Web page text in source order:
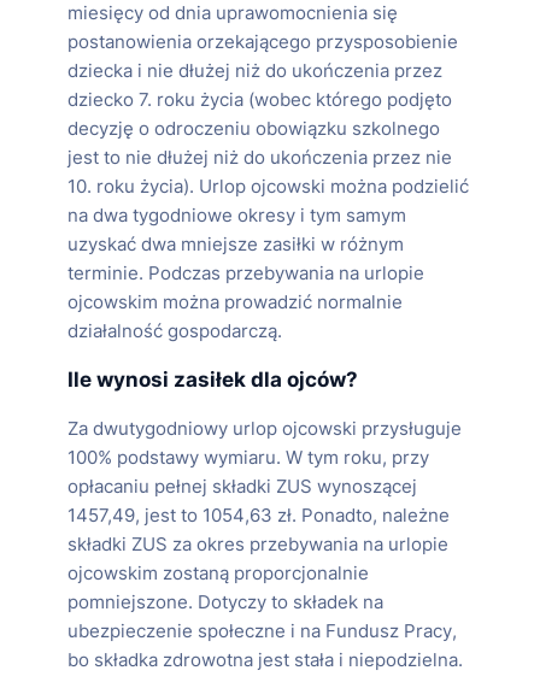
miesięcy od dnia uprawomocnienia się
postanowienia orzekającego przysposobienie
dziecka i nie dłużej niż do ukończenia przez
dziecko 7. roku życia (wobec którego podjęto
decyzję o odroczeniu obowiązku szkolnego
jest to nie dłużej niż do ukończenia przez nie
10. roku życia). Urlop ojcowski można podzielić
na dwa tygodniowe okresy i tym samym
uzyskać dwa mniejsze zasiłki w różnym
terminie. Podczas przebywania na urlopie
ojcowskim można prowadzić normalnie
działalność gospodarczą.
Ile wynosi zasiłek dla ojców?
Za dwutygodniowy urlop ojcowski przysługuje
100% podstawy wymiaru. W tym roku, przy
opłacaniu pełnej składki ZUS wynoszącej
1457,49, jest to 1054,63 zł. Ponadto, należne
składki ZUS za okres przebywania na urlopie
ojcowskim zostaną proporcjonalnie
pomniejszone. Dotyczy to składek na
ubezpieczenie społeczne i na Fundusz Pracy,
bo składka zdrowotna jest stała i niepodzielna.